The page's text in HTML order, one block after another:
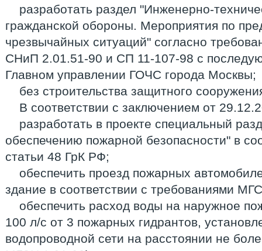
разработать раздел "Инженерно-
гражданской обороны. Мероприятия по
чрезвычайных ситуаций" согласно
СНиП 2.01.51-90 и СП 11-107-98 с
Главном управлении ГОЧС города Москвы;
без строительства защитного
В соответствии с заключением от
разработать в проекте специальный
обеспечению пожарной безопасности" в
статьи 48 ГрК РФ;
обеспечить проезд пожарных
здание в соответствии с требованиями
обеспечить расход воды на наружное
100 л/с от 3 пожарных гидрантов,
водопроводной сети на расстоянии не